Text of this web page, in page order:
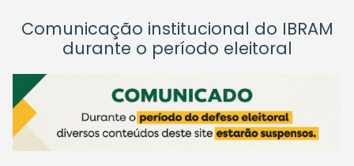
Comunicação institucional do IBRAM
durante o período eleitoral